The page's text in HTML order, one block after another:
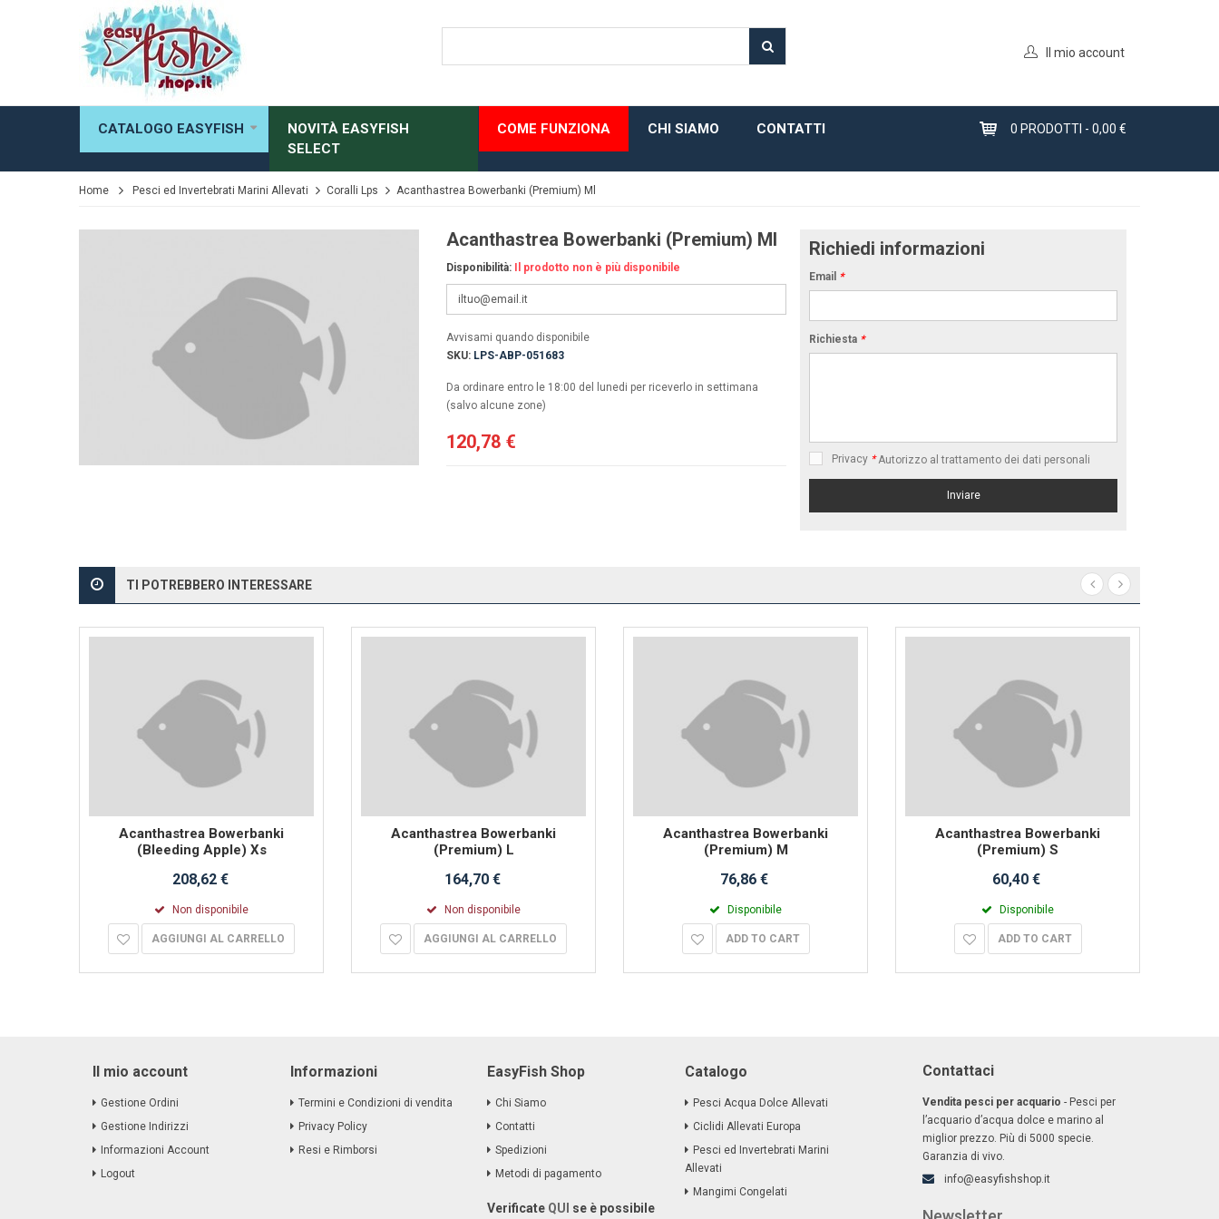
Il mio account
CATALOGO EASYFISH
NOVITÀ EASYFISH
SELECT
COME FUNZIONA CHI SIAMO CONTATTI 0 PRODOTTI - 0,00 €
Home Pesci ed Invertebrati Marini Allevati Coralli Lps Acanthastrea Bowerbanki (Premium) Ml
Acanthastrea Bowerbanki (Premium) Ml
Disponibilità: Il prodotto non è più disponibile
Avvisami quando disponibile
SKU: LPS-ABP-051683
Da ordinare entro le 18:00 del lunedi per riceverlo in settimana
(salvo alcune zone)
120,78 €
Richiedi informazioni
Email *
Richiesta *
Privacy * Autorizzo al trattamento dei dati personali
TI POTREBBERO INTERESSARE
Acanthastrea Bowerbanki
(Bleeding Apple) Xs
208,62 €
Non disponibile
AGGIUNGI AL CARRELLO
Acanthastrea Bowerbanki
(Premium) L
164,70 €
Non disponibile
AGGIUNGI AL CARRELLO
Acanthastrea Bowerbanki
(Premium) M
76,86 €
Disponibile
ADD TO CART
Acanthastrea Bowerbanki
(Premium) S
60,40 €
Disponibile
ADD TO CART
Il mio account
Gestione Ordini
Gestione Indirizzi
Informazioni Account
Logout
Informazioni
Termini e Condizioni di vendita
Privacy Policy
Resi e Rimborsi
EasyFish Shop
Chi Siamo
Contatti
Spedizioni
Metodi di pagamento
Verificate QUI se è possibile
Catalogo
Pesci Acqua Dolce Allevati
Ciclidi Allevati Europa
Pesci ed Invertebrati Marini
Allevati
Mangimi Congelati
Contattaci
Vendita pesci per acquario - Pesci per
l’acquario d’acqua dolce e marino al
miglior prezzo. Più di 5000 specie.
Garanzia di vivo.
info@easyfishshop.it